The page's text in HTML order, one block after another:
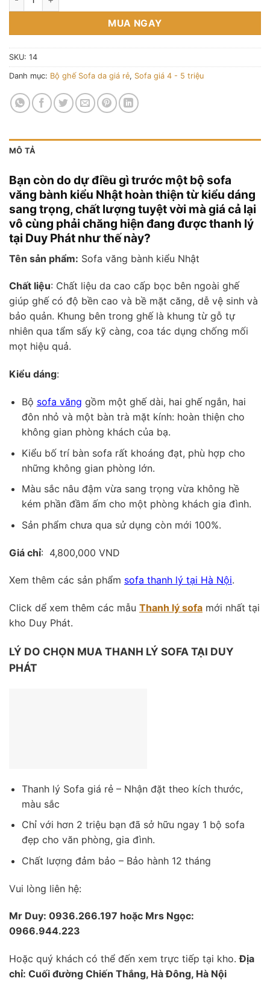
MUA NGAY
SKU: 14
Danh mục: Bộ ghế Sofa da giá rẻ, Sofa giá 4 - 5 triệu
MÔ TẢ
Bạn còn do dự điều gì trước một bộ sofa
văng bành kiểu Nhật hoàn thiện từ kiểu dáng
sang trọng, chất lượng tuyệt vời mà giá cả lại
vô cùng phải chăng hiện đang được thanh lý
tại Duy Phát như thế này?
Tên sản phẩm: Sofa văng bành kiểu Nhật
Chất liệu: Chất liệu da cao cấp bọc bên ngoài ghế
giúp ghế có độ bền cao và bề mặt căng, dễ vệ sinh và
bảo quản. Khung bên trong ghế là khung từ gỗ tự
nhiên qua tẩm sấy kỹ càng, coa tác dụng chống mối
mọt hiệu quả.
Kiểu dáng:
Bộ sofa văng gồm một ghế dài, hai ghế ngắn, hai
đôn nhỏ và một bàn trà mặt kính: hoàn thiện cho
không gian phòng khách của bạ.
Kiểu bố trí bàn sofa rất khoáng đạt, phù hợp cho
những không gian phòng lớn.
Màu sắc nâu đậm vừa sang trọng vừa không hề
kém phần đầm ấm cho một phòng khách gia đình.
Sản phẩm chưa qua sử dụng còn mới 100%.
Giá chỉ: 4,800,000 VND
Xem thêm các sản phẩm sofa thanh lý tại Hà Nội.
Click dể xem thêm các mẫu Thanh lý sofa mới nhất tại
kho Duy Phát.
LÝ DO CHỌN MUA THANH LÝ SOFA TẠI DUY
PHÁT
Thanh lý Sofa giá rẻ – Nhận đặt theo kích thước,
màu sắc
Chỉ với hơn 2 triệu bạn đã sở hữu ngay 1 bộ sofa
đẹp cho văn phòng, gia đình.
Chất lượng đảm bảo – Bảo hành 12 tháng
Vui lòng liên hệ:
Mr Duy: 0936.266.197 hoặc Mrs Ngọc:
0966.944.223
Hoặc quý khách có thể đến xem trực tiếp tại kho.Địa
chỉ: Cuối đường Chiến Thắng, Hà Đông, Hà Nội